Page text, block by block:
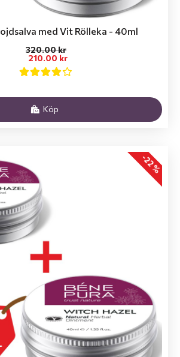
med Vit Rölleka - 40ml
210.00 kr
320.00 kr
Köp
-22 %